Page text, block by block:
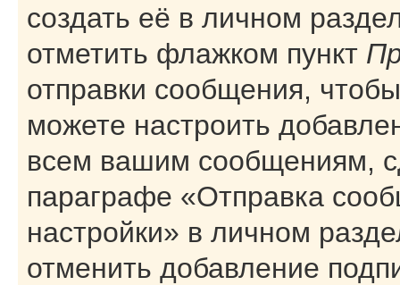
создать её в личном
отметить флажком пункт
отправки сообщения,
можете настроить
всем вашим сообщениям,
параграфе «Отправка
настройки» в личном
отменить добавление